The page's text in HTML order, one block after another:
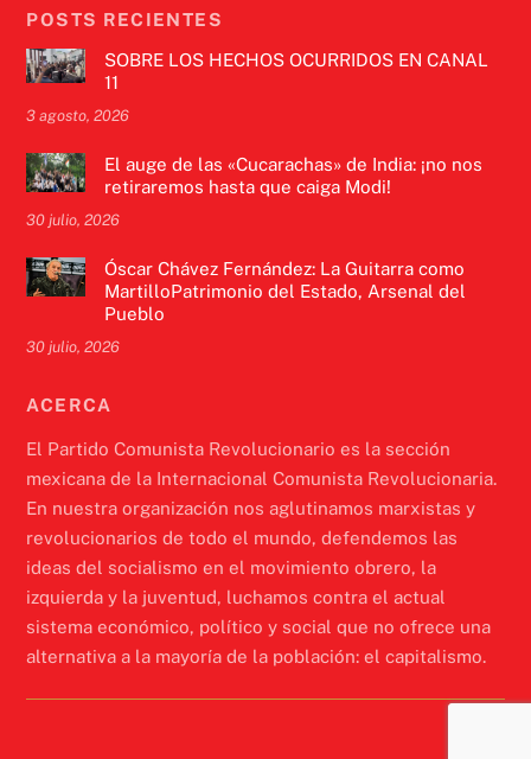
POSTS RECIENTES
SOBRE LOS HECHOS OCURRIDOS EN CANAL
11
3 agosto, 2026
El auge de las «Cucarachas» de India: ¡no nos
retiraremos hasta que caiga Modi!
30 julio, 2026
Óscar Chávez Fernández: La Guitarra como
MartilloPatrimonio del Estado, Arsenal del
Pueblo
30 julio, 2026
ACERCA
El Partido Comunista Revolucionario es la sección
mexicana de la Internacional Comunista Revolucionaria.
En nuestra organización nos aglutinamos marxistas y
revolucionarios de todo el mundo, defendemos las
ideas del socialismo en el movimiento obrero, la
izquierda y la juventud, luchamos contra el actual
sistema económico, político y social que no ofrece una
alternativa a la mayoría de la población: el capitalismo.